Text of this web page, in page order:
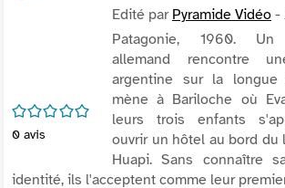
/5
0 avis
Edité par Pyramide Vidéo -
Patagonie, 1960. Un
allemand rencontre
argentine sur la
mène à Bariloche où
leurs trois enfants
ouvrir un hôtel au bord du
Huapi. Sans connaître
identité, ils l'acceptent comme leur